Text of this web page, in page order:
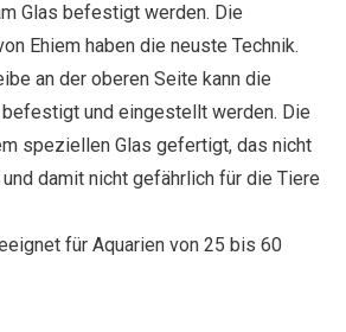
Glas befestigt werden. Die
Ehiem haben die neuste Technik.
an der oberen Seite kann die
und eingestellt werden. Die
speziellen Glas gefertigt, das nicht
damit nicht gefährlich für die Tiere
für Aquarien von 25 bis 60